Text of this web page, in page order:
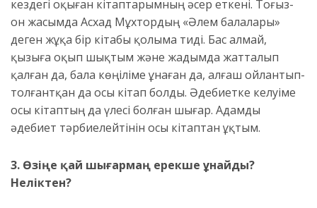
кездегі оқыған кітаптарымның әсер еткені. Тоғыз-
он жасымда Асхад Мұхтордың «Әлем балалары»
деген жұқа бір кітабы қолыма тиді. Бас алмай,
қызыға оқып шықтым және жадымда жатталып
қалған да, бала көңіліме ұнаған да, алғаш ойлантып-
толғантқан да осы кітап болды. Әдебиетке келуіме
осы кітаптың да үлесі болған шығар. Адамды
әдебиет тәрбиелейтінін осы кітаптан ұқтым.
3. Өзіңе қай шығармаң ерекше ұнайды?
Неліктен?